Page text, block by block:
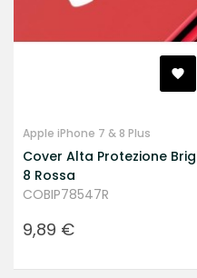
Apple iPhone 7 & 8 Plus
Cover Alta Protezione
8 Rossa
COBIP78547R
Prezzo
9,89 €